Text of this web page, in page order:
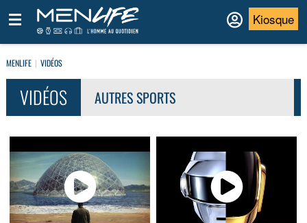
Kiosque
MENLIFE VIDÉOS
VIDÉOS AUTRES SPORTS